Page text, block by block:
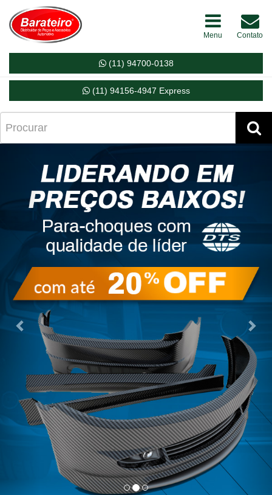
Menu Contato
(11) 94700-0138
(11) 94156-4947 Express